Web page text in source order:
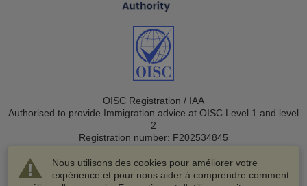
Nous utilisons des cookies pour améliorer votre
expérience et pour nous aider à comprendre comment
OISC Registration / IAA
Authorised to provide Immigration advice at OISC Level 1 and level
2
Registration number: F202534845